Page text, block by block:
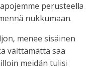
perusteella
nukkumaan.
menee sisäinen
välttämättä saa
meidän tulisi